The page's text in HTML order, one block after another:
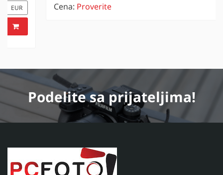
Cena: Proverite
Podelitesa prijateljima!